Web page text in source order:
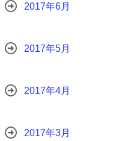
2017年6月
2017年5月
2017年4月
2017年3月